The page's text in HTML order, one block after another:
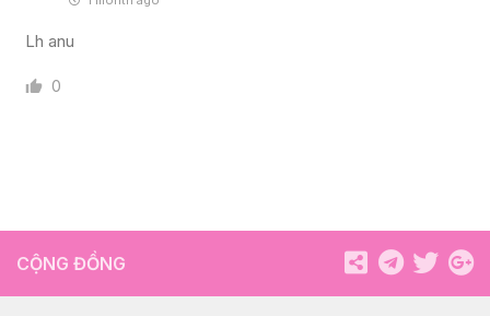
Lh anu
0
CỘNG ĐỒNG